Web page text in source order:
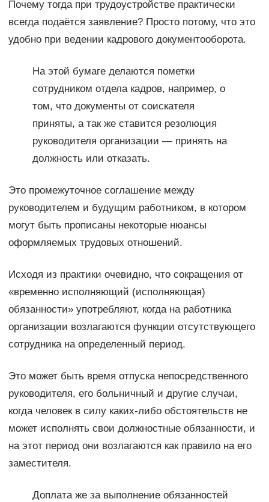
Почему тогда при трудоустройстве практически
всегда подаётся заявление? Просто потому, что это
удобно при ведении кадрового документооборота.
На этой бумаге делаются пометки
сотрудником отдела кадров, например, о
том, что документы от соискателя
приняты, а так же ставится резолюция
руководителя организации — принять на
должность или отказать.
Это промежуточное соглашение между
руководителем и будущим работником, в котором
могут быть прописаны некоторые нюансы
оформляемых трудовых отношений.
Исходя из практики очевидно, что сокращения от
«временно исполняющий (исполняющая)
обязанности» употребляют, когда на работника
организации возлагаются функции отсутствующего
сотрудника на определенный период.
Это может быть время отпуска непосредственного
руководителя, его больничный и другие случаи,
когда человек в силу каких-либо обстоятельств не
может исполнять свои должностные обязанности, и
на этот период они возлагаются как правило на его
заместителя.
Доплата же за выполнение обязанностей